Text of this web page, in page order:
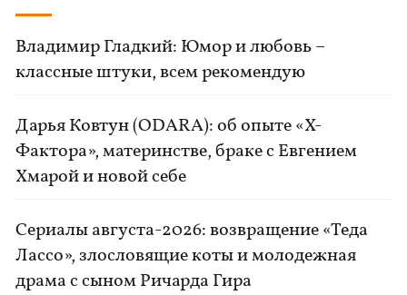
Владимир Гладкий: Юмор и любовь –
классные штуки, всем рекомендую
Дарья Ковтун (ODARA): об опыте «Х-
Фактора», материнстве, браке с Евгением
Хмарой и новой себе
Сериалы августа-2026: возвращение «Теда
Лассо», злословящие коты и молодежная
драма с сыном Ричарда Гира